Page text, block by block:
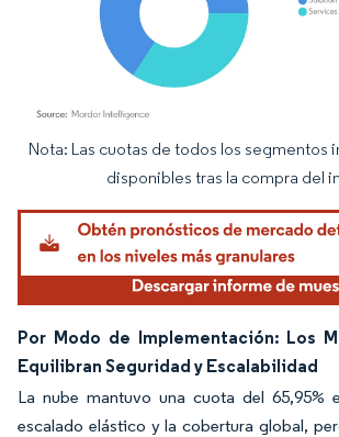
Imagen © Mordor Intelligence. El uso requiere
Nota: Las cuotas de todos los segmentos
disponibles tras la compra del
Por Modo de Implementación: Los
Equilibran Seguridad y Escalabilidad
La nube mantuvo una cuota del 65,95%
escalado elástico y la cobertura global,